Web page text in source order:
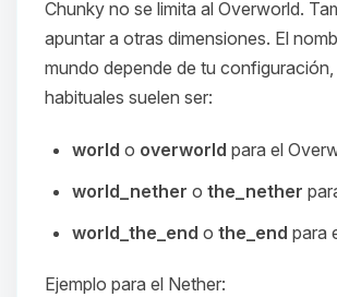
Chunky no se limita al Overworld.
apuntar a otras dimensiones. El
mundo depende de tu
habituales suelen ser:
world o overworld para el
world_nether o the_nether
world_the_end o the_end para
Ejemplo para el Nether:
que necesitas y moveré mis
pequenos circuitos para
08/08/2026 17:13